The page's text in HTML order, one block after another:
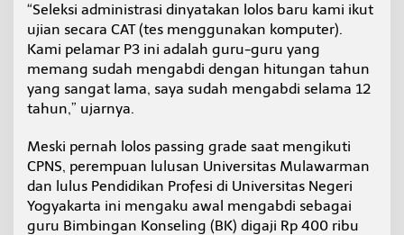
“Seleksi administrasi dinyatakan lolos baru kami ikut
ujian secara CAT (tes menggunakan komputer).
Kami pelamar P3 ini adalah guru-guru yang
memang sudah mengabdi dengan hitungan tahun
yang sangat lama, saya sudah mengabdi selama 12
tahun,” ujarnya.
Meski pernah lolos passing grade saat mengikuti
CPNS, perempuan lulusan Universitas Mulawarman
dan lulus Pendidikan Profesi di Universitas Negeri
Yogyakarta ini mengaku awal mengabdi sebagai
guru Bimbingan Konseling (BK) digaji Rp 400 ribu